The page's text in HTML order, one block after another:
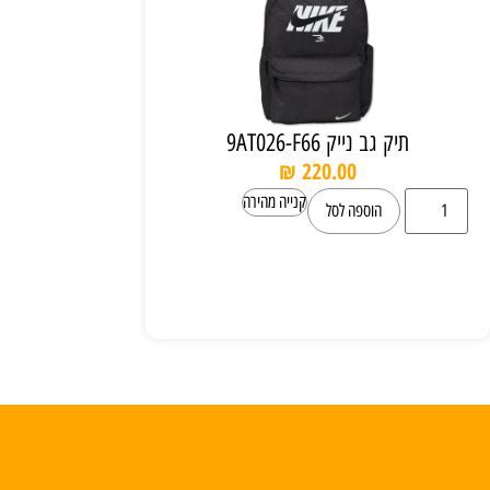
תיק גב נייק 9AT026-F66
₪ 220.00
הוספה לסל קנייה מהירה